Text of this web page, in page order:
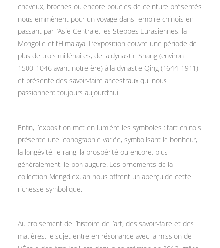
cheveux, broches ou encore boucles de ceinture présentés
nous emmènent pour un voyage dans l’empire chinois en
passant par l’Asie Centrale, les Steppes Eurasiennes, la
Mongolie et l’Himalaya. L’exposition couvre une période de
plus de trois millénaires, de la dynastie Shang (environ
1500-1046 avant notre ère) à la dynastie Qing (1644-1911)
et présente des savoir-faire ancestraux qui nous
passionnent toujours aujourd’hui.
Enfin, l’exposition met en lumière les symboles : l’art chinois
présente une iconographie variée, symbolisant le bonheur,
la longévité, le rang, la prospérité ou encore, plus
généralement, le bon augure. Les ornements de la
collection Mengdiexuan nous offrent un aperçu de cette
richesse symbolique.
Au croisement de l’histoire de l’art, des savoir-faire et des
matières, le sujet entre en résonance avec la mission de